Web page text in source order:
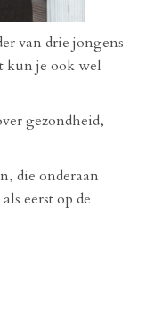
van drie jongens
kun je ook wel
gezondheid,
die onderaan
eerst op de